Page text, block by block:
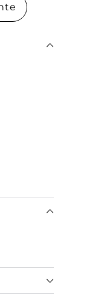
conforto e